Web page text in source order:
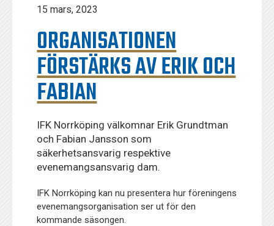
15 mars, 2023
ORGANISATIONEN
FÖRSTÄRKS AV ERIK OCH
FABIAN
IFK Norrköping välkomnar Erik Grundtman
och Fabian Jansson som
säkerhetsansvarig respektive
evenemangsansvarig dam.
IFK Norrköping kan nu presentera hur föreningens
evenemangsorganisation ser ut för den
kommande säsongen.